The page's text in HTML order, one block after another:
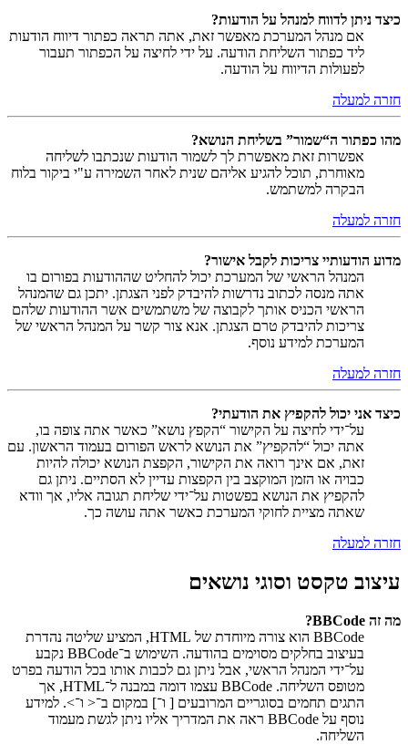
כיצד ניתן לדווח למנהל על הודעות?
אם מנהל המערכת מאפשר זאת, אתה תראה כפתור דיווח הודעות
ליד כפתור השליחת הודעה. על ידי לחיצה על הכפתור תעבור
לפעולות הדיווח על הודעה.
חזרה למעלה
מהו כפתור ה“שמור” בשליחת הנושא?
אפשרות זאת מאפשרת לך לשמור הודעות שנכתבו לשליחה
מאוחרת, תוכל להגיע אליהם שנית לאחר השמירה ע"י ביקור בלוח
הבקרה למשתמש.
חזרה למעלה
מדוע הודעותיי צריכות לקבל אישור?
המנהל הראשי של המערכת יכול להחליט שההודעות בפורום בו
אתה מנסה לכתוב נדרשות להיבדק לפני הצגתן. יתכן גם שהמנהל
הראשי הכניס אותך לקבוצה של משתמשים אשר ההודעות שלהם
צריכות להיבדק טרם הצגתן. אנא צור קשר על המנהל הראשי של
המערכת למידע נוסף.
חזרה למעלה
כיצד אני יכול להקפיץ את הודעתי?
על־ידי לחיצה על הקישור “הקפץ נושא” כאשר אתה צופה בו,
אתה יכול “להקפיץ” את הנושא לראש הפורום בעמוד הראשון. עם
זאת, אם אינך רואה את הקישור, הקפצת הנושא יכולה להיות
כבויה או הזמן המוקצב בין הקפצות עדיין לא הסתיים. ניתן גם
להקפיץ את הנושא בפשטות על־ידי שליחת תגובה אליו, אך וודא
שאתה מציית לחוקי המערכת כאשר אתה עושה כך.
חזרה למעלה
עיצוב טקסט וסוגי נושאים
מה זה BBCode?
BBCode הוא צורה מיוחדת של HTML, המציע שליטה נהדרת
בעיצוב בחלקים מסוימים בהודעה. השימוש ב־BBCode נקבע
על־ידי המנהל הראשי, אבל ניתן גם לכבות אותו בכל הודעה בפרט
מטופס השליחה. BBCode עצמו דומה במבנה ל־HTML, אך
התגים תחמים בסוגריים המרובעים [ ו־] במקום ב־< ו־>. למידע
נוסף על BBCode ראה את המדריך אליו ניתן לגשת מעמוד
השליחה.